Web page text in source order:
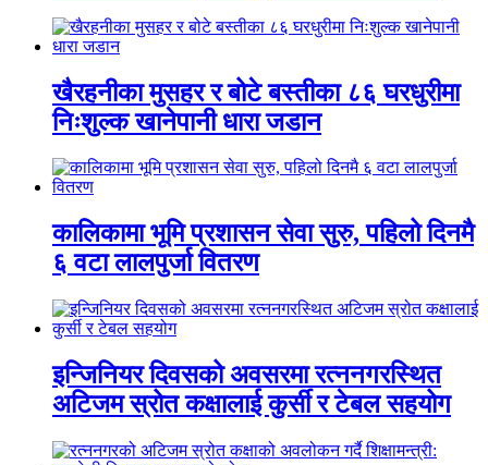
खैरहनीका मुसहर र बोटे बस्तीका ८६ घरधुरीमा
निःशुल्क खानेपानी धारा जडान
कालिकामा भूमि प्रशासन सेवा सुरु, पहिलो दिनमै
६ वटा लालपुर्जा वितरण
इन्जिनियर दिवसको अवसरमा रत्ननगरस्थित
अटिजम स्रोत कक्षालाई कुर्सी र टेबल सहयोग